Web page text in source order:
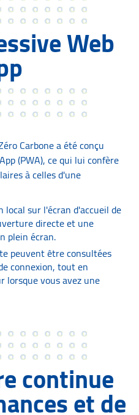
Web
Carbone a été conçu
(PWA), ce qui lui confère
à celles d'une
sur l'écran d'accueil de
directe et une
plein écran.
peuvent être consultées
connexion, tout en
lorsque vous avez une
continue
et de